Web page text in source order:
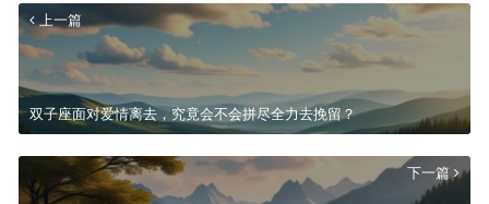
上一篇
双子座面对爱情离去，究竟会不会拼尽全力去挽留？
下一篇